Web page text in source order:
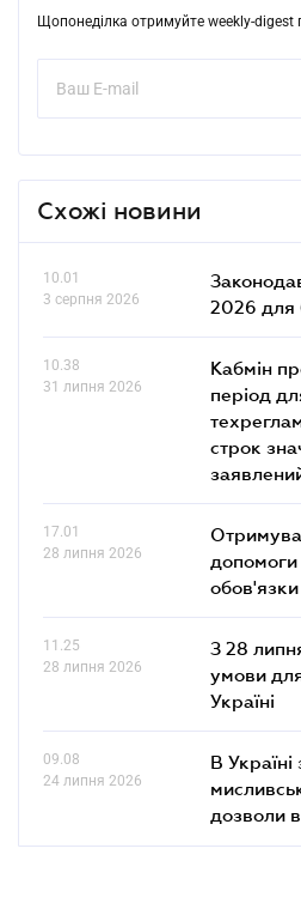
Щопонеділка отримуйте weekly-digest
Схожі новини
10.01
3 серпня 2026
2026 для
10.38
31 липня 2026
Кабмін
період
строк
17.01
28 липня 2026
допомоги
11.25
28 липня 2026
З 28
умови
Україні
09.08
24 липня 2026
В
дозволи